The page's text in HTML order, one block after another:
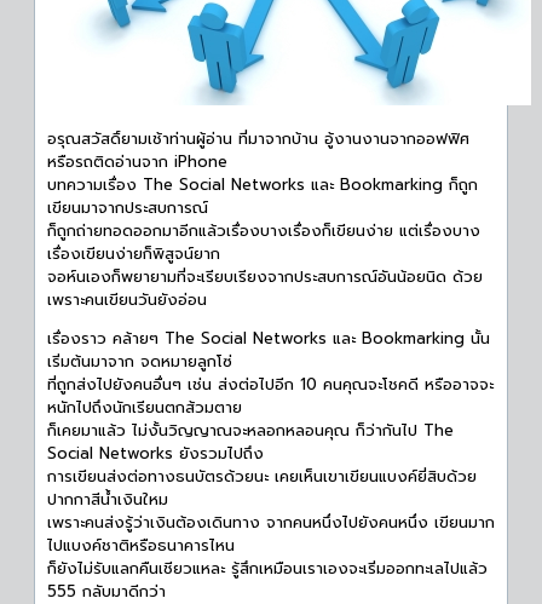
อรุณสวัสดิ์ยามเช้าท่านผู้อ่าน ที่มาจากบ้าน อู้งานงานจากออฟฟิศ
หรือรถติดอ่านจาก iPhone
บทความเรื่อง The Social Networks และ Bookmarking ก็ถูก
เขียนมาจากประสบการณ์
ก็ถูกถ่ายทอดออกมาอีกแล้วเรื่องบางเรื่องก็เขียนง่าย แต่เรื่องบาง
เรื่องเขียนง่ายก็พิสูจน์ยาก
จอห์นเองก็พยายามที่จะเรียบเรียงจากประสบการณ์อันน้อยนิด ด้วย
เพราะคนเขียนวันยังอ่อน
เรื่องราว คล้ายๆ The Social Networks และ Bookmarking นั้น
เริ่มต้นมาจาก จดหมายลูกโซ่
ที่ถูกส่งไปยังคนอื่นๆ เช่น ส่งต่อไปอีก 10 คนคุณจะโชคดี หรืออาจจะ
หนักไปถึงนักเรียนตกส้วมตาย
ก็เคยมาแล้ว ไม่งั้นวิญญาณจะหลอกหลอนคุณ ก็ว่ากันไป The
Social Networks ยังรวมไปถึง
การเขียนส่งต่อทางธนบัตรด้วยนะ เคยเห็นเขาเขียนแบงค์ยี่สิบด้วย
ปากกาสีน้ำเงินใหม
เพราะคนส่งรู้ว่าเงินต้องเดินทาง จากคนหนึ่งไปยังคนหนึ่ง เขียนมาก
ไปแบงค์ชาติหรือธนาคารไหน
ก็ยังไม่รับแลกคืนเชียวแหละ รู้สึกเหมือนเราเองจะเริ่มออกทะเลไปแล้ว
555 กลับมาดีกว่า